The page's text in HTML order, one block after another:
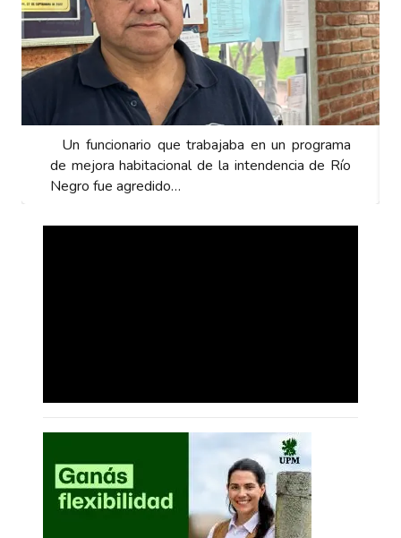
Un funcionario que trabajaba en un programa
de mejora habitacional de la intendencia de Río
Negro fue agredido…